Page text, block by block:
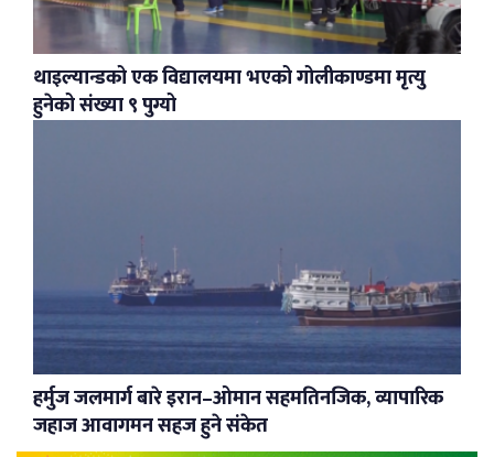
थाइल्यान्डको एक विद्यालयमा भएको गोलीकाण्डमा मृत्यु
हुनेको संख्या ९ पुग्यो
हर्मुज जलमार्ग बारे इरान–ओमान सहमतिनजिक, व्यापारिक
जहाज आवागमन सहज हुने संकेत